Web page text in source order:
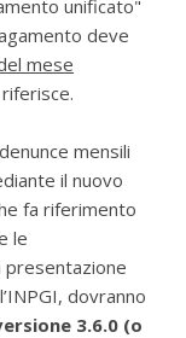
unificato"
deve
mese
mensili
il nuovo
fa riferimento
le
presentazione
dovranno
3.6.0 (o